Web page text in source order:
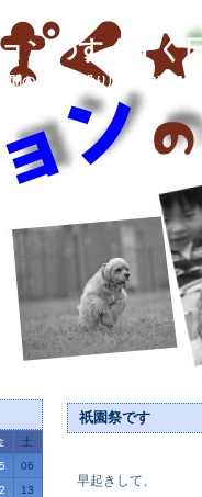
ンのすくすく
間のおﾁﾋﾞが繰り広げる
土
06
13
祇園祭です
早起きして、